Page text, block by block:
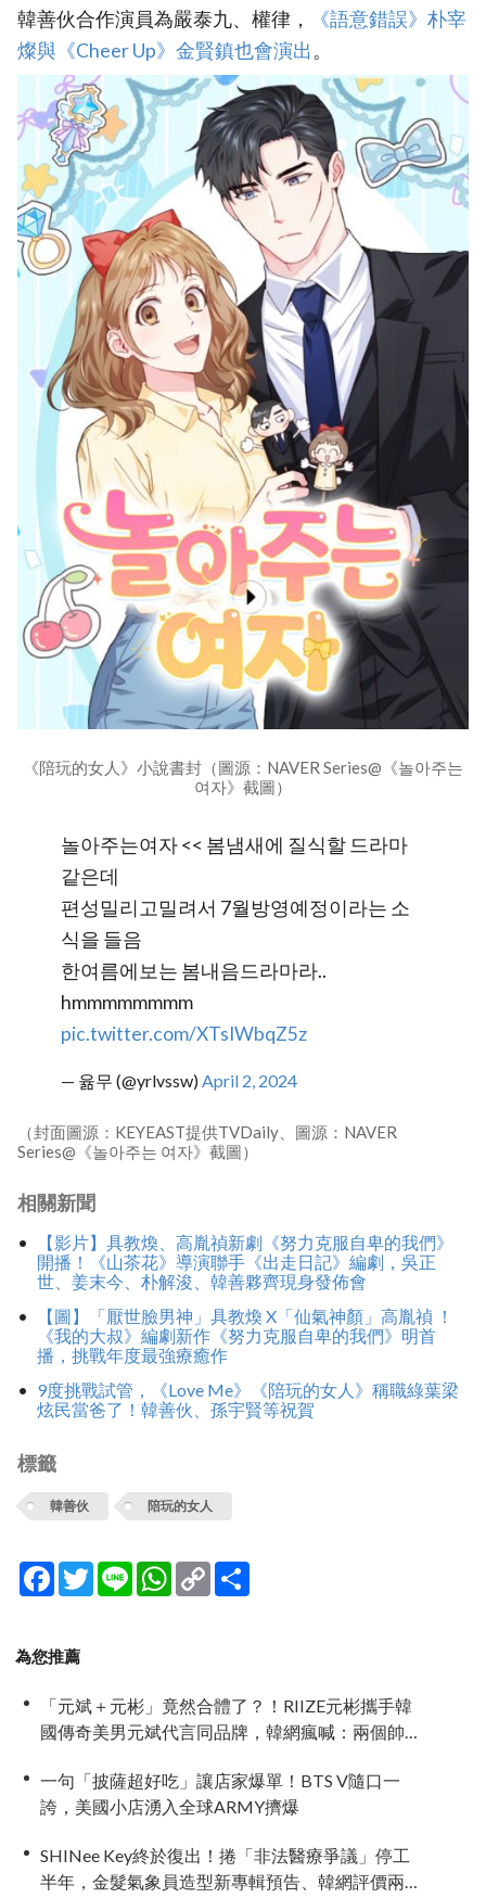
韓善伙合作演員為嚴泰九、權律，
‎《語意錯誤》朴宰
燦與《Cheer Up》金賢鎮也會演出。
《陪玩的女人》小說書封（圖源：NAVER Series@《놀아주는
여자》截圖）
놀아주는여자 << 봄냄새에 질식할 드라마
같은데
편성밀리고밀려서 7월방영예정이라는 소
식을 들음
한여름에보는 봄내음드라마라..
hmmmmmmmm
pic.twitter.com/XTsIWbqZ5z
— 윪무 (@yrlvssw)April 2, 2024
（封面圖源：KEYEAST提供TVDaily、圖源：NAVER
Series@《놀아주는 여자》截圖）
相關新聞
【影片】具教煥、高胤禎新劇《努力克服自卑的我們》
開播！《山茶花》導演聯手《出走日記》編劇，吳正
世、姜末今、朴解浚、韓善夥齊現身發佈會
【圖】「厭世臉男神」具教煥 X「仙氣神顏」高胤禎 ！
《我的大叔》編劇新作《努力克服自卑的我們》明首
播，挑戰年度最強療癒作
9度挑戰試管，《Love Me》《陪玩的女人》稱職綠葉梁
炫民當爸了！韓善伙、孫宇賢等祝賀
標籤
韓善伙 陪玩的女人
Facebook
TwitterLine WhatsApp
Copy
Link
為您推薦
「元斌＋元彬」竟然合體了？！RIIZE元彬攜手韓
國傳奇美男元斌代言同品牌，韓網瘋喊：兩個帥
一句「披薩超好吃」讓店家爆單！BTS V隨口一
誇，美國小店湧入全球ARMY擠爆
SHINee Key終於復出！捲「非法醫療爭議」停工
半年，金髮氣象員造型新專輯預告、韓網評價兩